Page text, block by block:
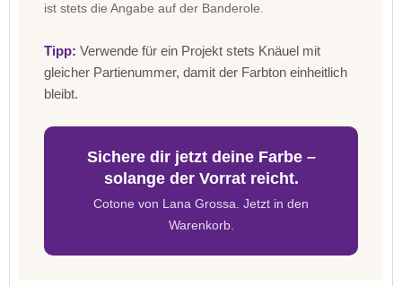
ist stets die Angabe auf der Banderole.
Tipp: Verwende für ein Projekt stets Knäuel mit
gleicher Partienummer, damit der Farbton einheitlich
bleibt.
Sichere dir jetzt deine Farbe –
solange der Vorrat reicht.
Cotone von Lana Grossa. Jetzt in den
Warenkorb.